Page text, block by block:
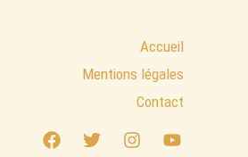
Accueil
Mentions légales
Contact